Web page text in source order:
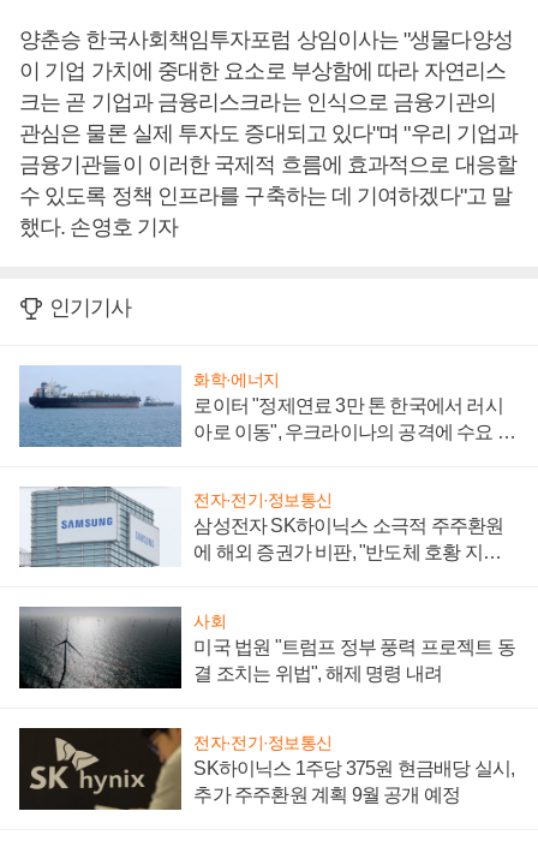
양춘승 한국사회책임투자포럼 상임이사는 "생물다양성
이 기업 가치에 중대한 요소로 부상함에 따라 자연리스
크는 곧 기업과 금융리스크라는 인식으로 금융기관의
관심은 물론 실제 투자도 증대되고 있다"며 "우리 기업과
금융기관들이 이러한 국제적 흐름에 효과적으로 대응할
수 있도록 정책 인프라를 구축하는 데 기여하겠다"고 말
했다. 손영호 기자
인기기사
화학·에너지
로이터 "정제연료 3만 톤 한국에서 러시
아로 이동", 우크라이나의 공격에 수요 늘
전자·전기·정보통신
삼성전자 SK하이닉스 소극적 주주환원
에 해외 증권가 비판, "반도체 호황 지속
사회
미국 법원 "트럼프 정부 풍력 프로젝트 동
결 조치는 위법", 해제 명령 내려
전자·전기·정보통신
SK하이닉스 1주당 375원 현금배당 실시,
추가 주주환원 계획 9월 공개 예정